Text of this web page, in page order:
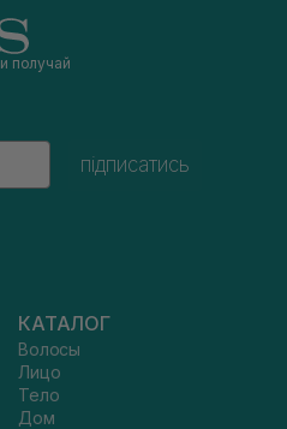
и получай
підписатись
КАТАЛОГ
Волосы
Лицо
Тело
Дом